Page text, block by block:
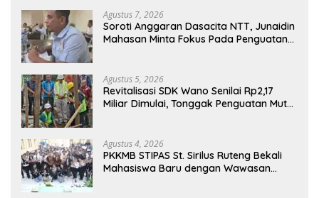
Agustus 7, 2026
Soroti Anggaran Dasacita NTT, Junaidin
Mahasan Minta Fokus Pada Penguatan
Agustus 5, 2026
Revitalisasi SDK Wano Senilai Rp2,17
Miliar Dimulai, Tonggak Penguatan Mutu
Agustus 4, 2026
PKKMB STIPAS St. Sirilus Ruteng Bekali
Mahasiswa Baru dengan Wawasan